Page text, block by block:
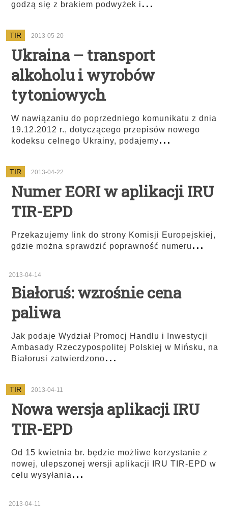
godzą się z brakiem podwyżek i
TIR 2013-05-20
Ukraina – transport
alkoholu i wyrobów
tytoniowych
W nawiązaniu do poprzedniego komunikatu z dnia
19.12.2012 r., dotyczącego przepisów nowego
kodeksu celnego Ukrainy, podajemy...
TIR 2013-04-22
Numer EORI w aplikacji IRU
TIR-EPD
Przekazujemy link do strony Komisji Europejskiej,
gdzie można sprawdzić poprawność numeru...
2013-04-14
Białoruś: wzrośnie cena
paliwa
Jak podaje Wydział Promocj Handlu i Inwestycji
Ambasady Rzeczypospolitej Polskiej w Mińsku, na
Białorusi zatwierdzono...
TIR 2013-04-11
Nowa wersja aplikacji IRU
TIR-EPD
Od 15 kwietnia br. będzie możliwe korzystanie z
nowej, ulepszonej wersji aplikacji IRU TIR-EPD w
celu wysyłania ...
2013-04-11